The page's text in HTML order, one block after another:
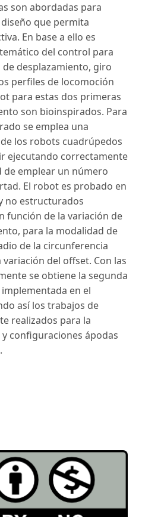
son abordadas para
que permita
En base a ello es
del control para
desplazamiento, giro
perfiles de locomoción
para estas dos primeras
son bioinspirados. Para
se emplea una
los robots cuadrúpedos
ejecutando correctamente
de emplear un número
El robot es probado en
no estructurados
función de la variación de
para la modalidad de
de la circunferencia
del offset. Con las
se obtiene la segunda
en el
así los trabajos de
realizados para la
configuraciones ápodas